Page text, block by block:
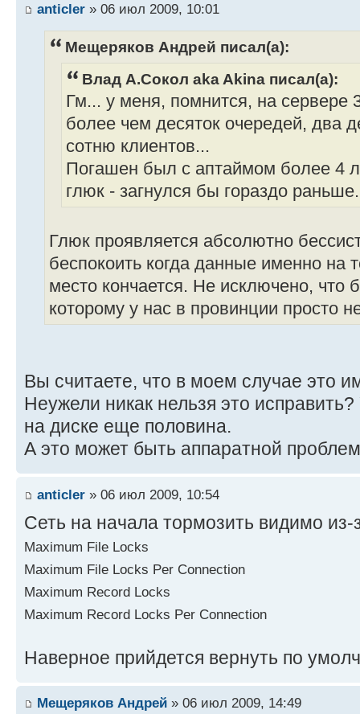
anticler » 06 июл 2009, 10:01
Мещеряков Андрей писал(а):
Влад А.Сокол aka Akina писал(а):
Гм... у меня, помнится, на сервере
более чем десяток очередей, два
сотню клиентов...
Погашен был с аптаймом более 4
глюк - загнулся бы гораздо раньше.
Глюк проявляется абсолютно
беспокоить когда данные именно на
место кончается. Не исключено, что
которому у нас в провинции просто
Вы считаете, что в моем случае это
Неужели никак нельзя это
на диске еще половина.
А это может быть аппаратной
anticler » 06 июл 2009, 10:54
Сеть на начала тормозить видимо
Maximum File Locks
Maximum File Locks Per Connection
Maximum Record Locks
Maximum Record Locks Per Connection
Наверное прийдется вернуть по
Мещеряков Андрей » 06 июл 2009, 14:49